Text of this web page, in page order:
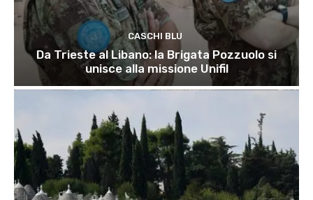
CASCHI BLU
Da Trieste al Libano: la Brigata Pozzuolo si
unisce alla missione Unifil